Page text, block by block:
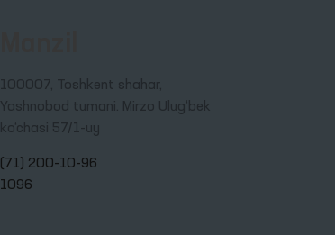
100007, Toshkent shahar,
Yashnobod tumani. Mirzo Ulug‘bek
ko‘chasi 57/1-uy
(71) 200-10-96
1096